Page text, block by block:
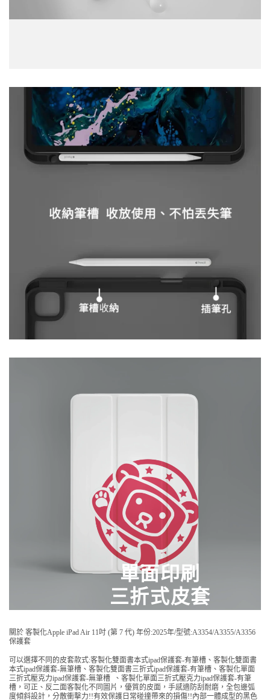
單面印刷
三折式皮套
關於 客製化Apple iPad Air 11吋 (第 7 代) 年份:2025年/型號:A3354/A3355/A3356
保護套
可以選擇不同的皮套款式:客製化雙面書本式ipad保護套-有筆槽、客製化雙面書
本式ipad保護套-無筆槽、客製化雙面書三折式ipad保護套-有筆槽、客製化單面
三折式壓克力ipad保護套-無筆槽 、客製化單面三折式壓克力ipad保護套-有筆
槽，可正、反二面客製化不同圖片，優質的皮面，手感適防刮耐磨，全包邊弧
度傾斜設計，分散衝擊力!!有效保護日常碰撞帶來的損傷!!內部一體成型的黑色